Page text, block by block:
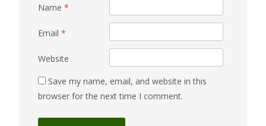
Name *
Email *
Website
Save my name, email, and website in this
browser for the next time I comment.